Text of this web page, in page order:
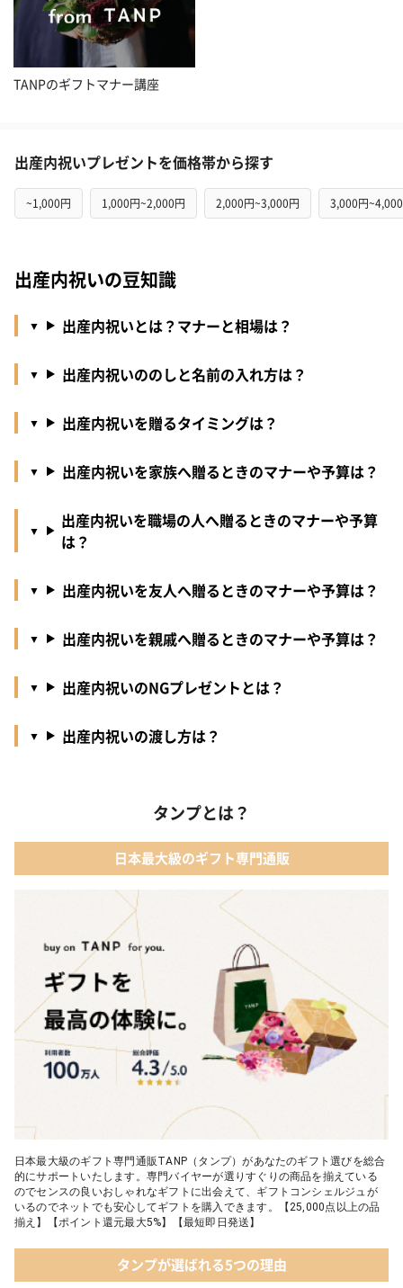
TANPのギフトマナー講座
出産内祝いプレゼントを価格帯から探す
~1,000円 1,000円~2,000円 2,000円~3,000円 3,000円
出産内祝いの豆知識
出産内祝いとは？マナーと相場は？
出産内祝いののしと名前の入れ方は？
出産内祝いを贈るタイミングは？
出産内祝いを家族へ贈るときのマナーや予算は？
出産内祝いを職場の人へ贈るときのマナーや予算
は？
出産内祝いを友人へ贈るときのマナーや予算は？
出産内祝いを親戚へ贈るときのマナーや予算は？
出産内祝いのNGプレゼントとは？
出産内祝いの渡し方は？
タンプとは？
日本最大級のギフト専門通販
日本最大級のギフト専門通販TANP（タンプ）があなたのギフト選びを総合
的にサポートいたします。専門バイヤーが選りすぐりの商品を揃えている
のでセンスの良いおしゃれなギフトに出会えて、ギフトコンシェルジュが
いるのでネットでも安心してギフトを購入できます。【25,000点以上の品
揃え】【ポイント還元最大5%】【最短即日発送】
タンプが選ばれる5つの理由